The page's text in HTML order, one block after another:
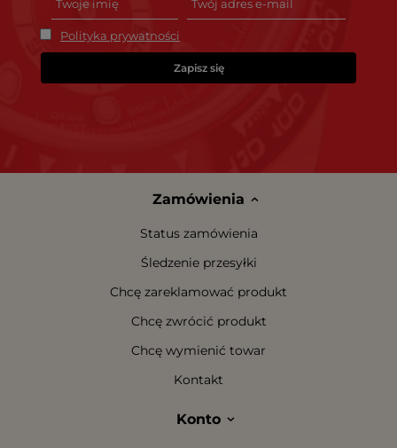
Polityka prywatności
Zapisz się
Zamówienia
Status zamówienia
Śledzenie przesyłki
Chcę zareklamować produkt
Chcę zwrócić produkt
Chcę wymienić towar
Kontakt
Konto